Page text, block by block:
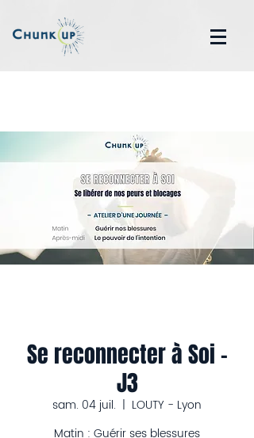
Se reconnecter à Soi -
J3
sam. 04 juil.
  |
LOUTY - Lyon
Matin : Guérir ses blessures